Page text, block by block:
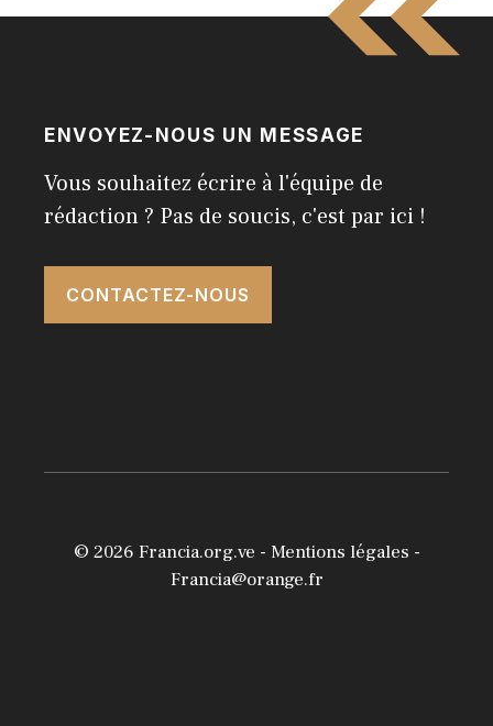
ENVOYEZ-NOUS UN MESSAGE
Vous souhaitez écrire à l'équipe de
rédaction ? Pas de soucis, c'est par ici !
CONTACTEZ-NOUS
© 2026 Francia.org.ve - Mentions légales -
Francia@orange.fr